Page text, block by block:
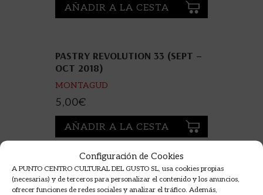
Configuración de Cookies
A PUNTO CENTRO CULTURAL DEL GUSTO SL, usa cookies propias
(necesarias) y de terceros para personalizar el contenido y los anuncios,
ofrecer funciones de redes sociales y analizar el tráfico. Además,
AÑADIR A LA CESTA
PASTRY REVOLUTION 33 (SEPT –
OCT 2018)
MONTAGUD
5,00€
AÑADIR A LA CESTA
SPAIN GOURMETOUR Nº6 MAYO
2012